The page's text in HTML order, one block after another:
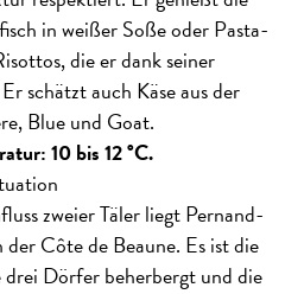
in weißer Soße oder Pasta-
die er dank seiner
schätzt auch Käse aus der
Blue und Goat.
10 bis 12 °C.
zweier Täler liegt Pernand-
Côte de Beaune. Es ist die
Dörfer beherbergt und die